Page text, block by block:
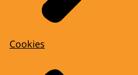
Cookies